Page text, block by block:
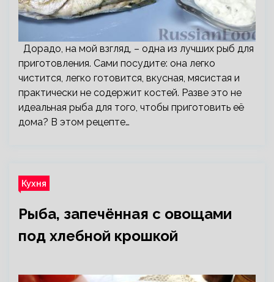
Дорадо, на мой взгляд, – одна из лучших рыб для
приготовления. Сами посудите: она легко
чистится, легко готовится, вкусная, мясистая и
практически не содержит костей. Разве это не
идеальная рыба для того, чтобы приготовить её
дома? В этом рецепте…
Кухня
Рыба, запечённая с овощами
под хлебной крошкой